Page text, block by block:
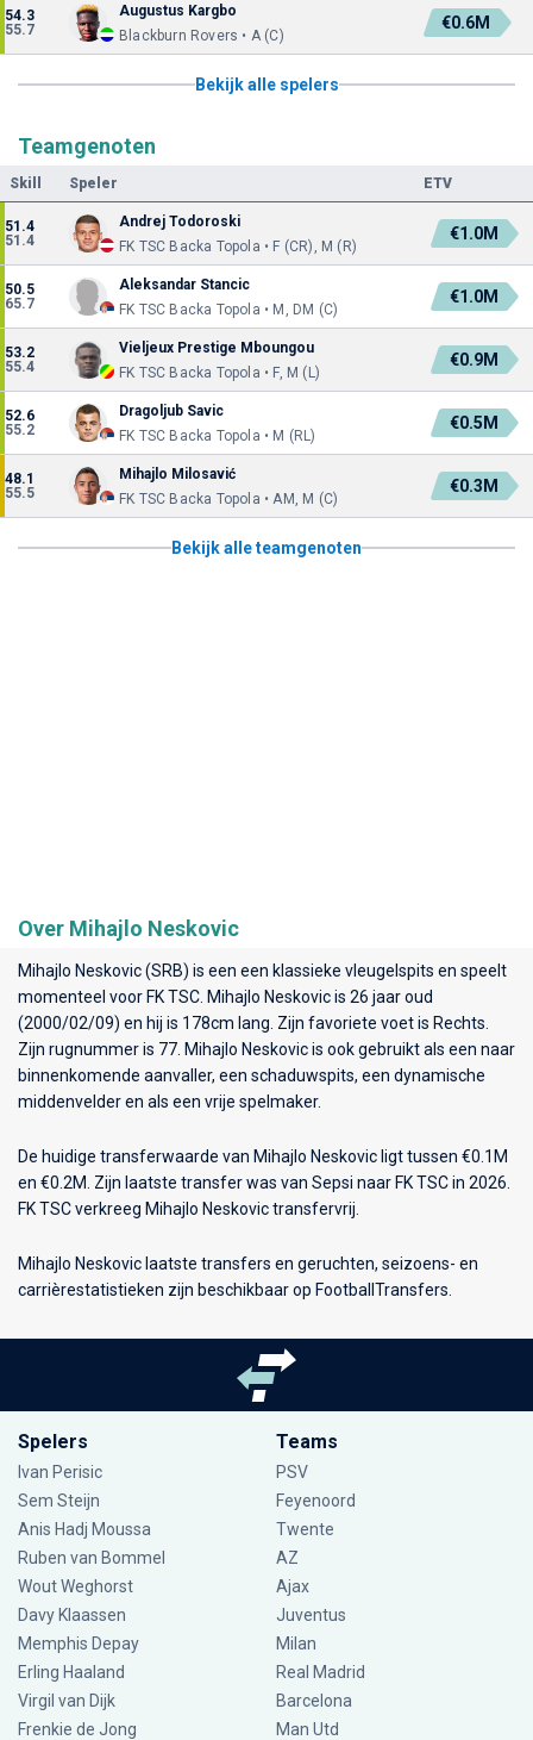
54.3
55.7
Augustus Kargbo
Blackburn Rovers • A (C)
€0.6M
Bekijk alle spelers
Teamgenoten
Skill Speler ETV
51.4
51.4
Andrej Todoroski
FK TSC Backa Topola • F (CR), M (R)
€1.0M
50.5
65.7
Aleksandar Stancic
FK TSC Backa Topola • M, DM (C)
€1.0M
53.2
55.4
Vieljeux Prestige Mboungou
FK TSC Backa Topola • F, M (L)
€0.9M
52.6
55.2
Dragoljub Savic
FK TSC Backa Topola • M (RL)
€0.5M
48.1
55.5
Mihajlo Milosavić
FK TSC Backa Topola • AM, M (C)
€0.3M
Bekijk alle teamgenoten
Over Mihajlo Neskovic
Mihajlo Neskovic (SRB) is een een klassieke vleugelspits en speelt
momenteel voor FK TSC . Mihajlo Neskovic is 26 jaar oud
(2000/02/09) en hij is 178cm lang. Zijn favoriete voet is Rechts.
Zijn rugnummer is 77. Mihajlo Neskovic is ook gebruikt als een naar
binnenkomende aanvaller, een schaduwspits, een dynamische
middenvelder en als een vrije spelmaker.
De huidige transferwaarde van Mihajlo Neskovic ligt tussen €0.1M
en €0.2M. Zijn laatste transfer was van Sepsi naar FK TSC in 2026.
FK TSC verkreeg Mihajlo Neskovic transfervrij.
Mihajlo Neskovic laatste transfers en geruchten, seizoens- en
carrièrestatistieken zijn beschikbaar op FootballTransfers.
Spelers
Ivan Perisic
Sem Steijn
Anis Hadj Moussa
Ruben van Bommel
Wout Weghorst
Davy Klaassen
Memphis Depay
Erling Haaland
Virgil van Dijk
Frenkie de Jong
Teams
PSV
Feyenoord
Twente
AZ
Ajax
Juventus
Milan
Real Madrid
Barcelona
Man Utd